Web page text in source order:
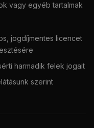
vagy egyéb tartalmak
jogdíjmentes licencet
harmadik felek jogait
szerint